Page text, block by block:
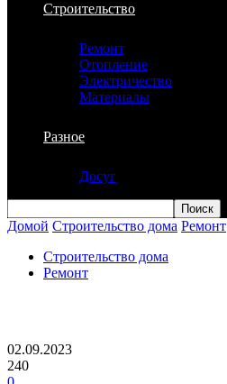
Строительство
Ремонт
Отопление
Электричество
Материалы
Разное
Досуг
Домой Строительство дома Ремонт
Строительство дома
Ремонт
02.09.2023
240